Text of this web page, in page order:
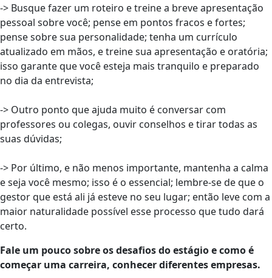
-> Busque fazer um roteiro e treine a breve apresentação
pessoal sobre você; pense em pontos fracos e fortes;
pense sobre sua personalidade; tenha um currículo
atualizado em mãos, e treine sua apresentação e oratória;
isso garante que você esteja mais tranquilo e preparado
no dia da entrevista;
-> Outro ponto que ajuda muito é conversar com
professores ou colegas, ouvir conselhos e tirar todas as
suas dúvidas;
-> Por último, e não menos importante, mantenha a calma
e seja você mesmo; isso é o essencial; lembre-se de que o
gestor que está ali já esteve no seu lugar; então leve com a
maior naturalidade possível esse processo que tudo dará
certo.
Fale um pouco sobre os desafios do estágio e como é
começar uma carreira, conhecer diferentes empresas.